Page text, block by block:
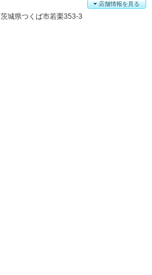
茨城県つくば市若栗353-3
店舗情報を見る